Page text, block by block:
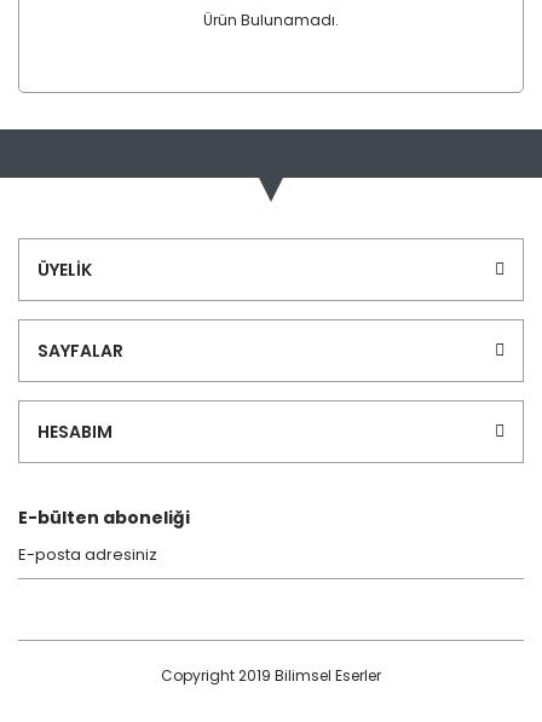
Ürün Bulunamadı.
ÜYELİK
SAYFALAR
HESABIM
E-bülten aboneliği
Copyright 2019 Bilimsel Eserler